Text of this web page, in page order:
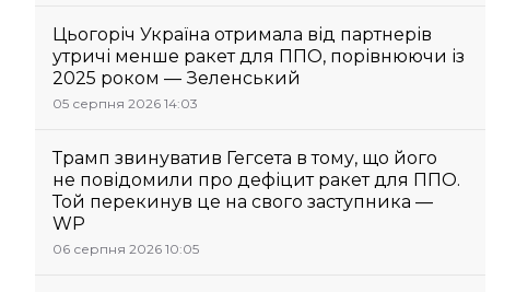
Цьогоріч Україна отримала від партнерів
утричі менше ракет для ППО, порівнюючи із
2025 роком — Зеленський
05 серпня 2026 14:03
Трамп звинуватив Гегсета в тому, що його
не повідомили про дефіцит ракет для ППО.
Той перекинув це на свого заступника —
WP
06 серпня 2026 10:05